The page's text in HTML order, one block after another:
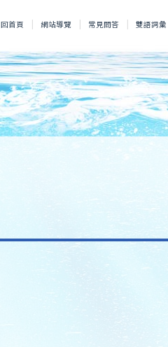
回首頁 網站導覽 常見問答 雙語詞彙